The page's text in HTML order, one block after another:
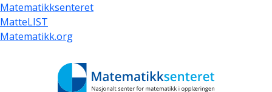
Hopp
til
hovedinnhold
Matematikksenteret
MatteLIST
Matematikk.org